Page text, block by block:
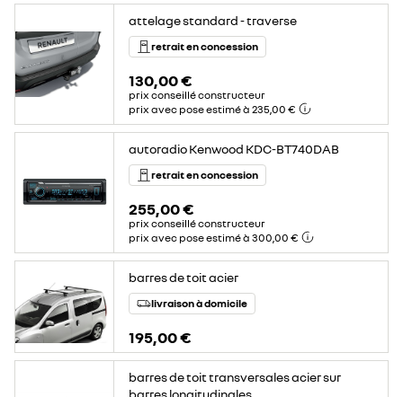
attelage standard - traverse
retrait en concession
130,00 €
prix conseillé constructeur
prix avec pose estimé à 235,00 €
autoradio Kenwood KDC-BT740DAB
retrait en concession
255,00 €
prix conseillé constructeur
prix avec pose estimé à 300,00 €
barres de toit acier
livraison à domicile
195,00 €
barres de toit transversales acier sur
barres longitudinales